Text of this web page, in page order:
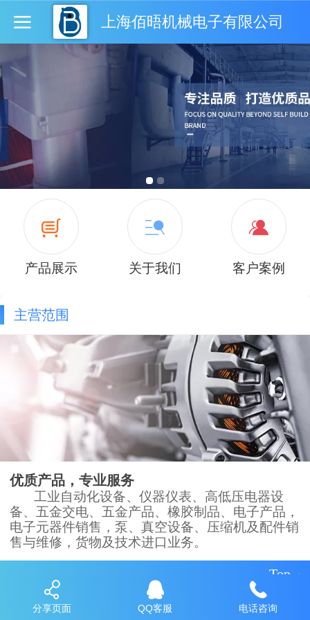
上海佰晤机械电子有限公司
产品展示 关于我们 客户案例
主营范围
优质产品，专业服务
工业自动化设备、仪器仪表、高低压电器设
备、五金交电、五金产品、橡胶制品、电子产品，
电子元器件销售，泵、真空设备、压缩机及配件销
售与维修，货物及技术进口业务。
Top
©2026 - 上海佰晤机械电子有限公司版权所有
分享页面 QQ客服 电话咨询